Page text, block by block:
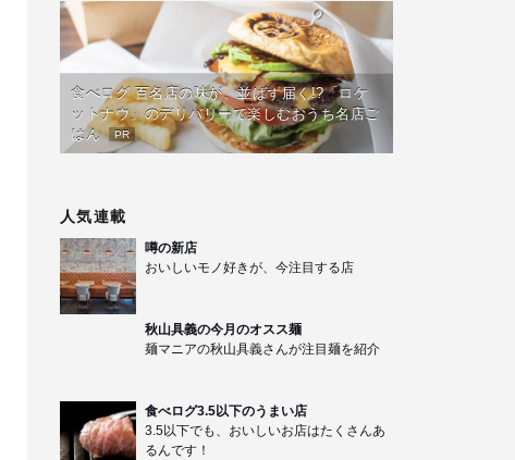
食べログ 百名店の味が、並ばず届く!?「ロケ
ットナウ」のデリバリーで楽しむおうち名店ご
はん
PR
人気連載
噂の新店
おいしいモノ好きが、今注目する店
秋山具義の今月のオスス麺
麺マニアの秋山具義さんが注目麺を紹介
食べログ3.5以下のうまい店
3.5以下でも、おいしいお店はたくさんあ
るんです！